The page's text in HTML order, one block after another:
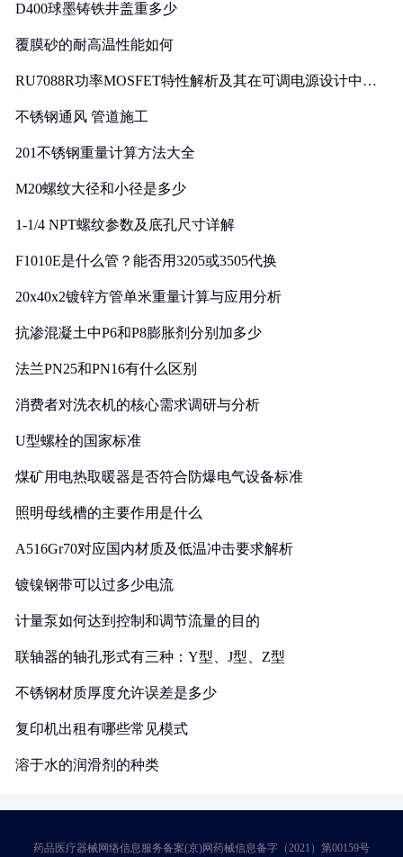
D400球墨铸铁井盖重多少
覆膜砂的耐高温性能如何
RU7088R功率MOSFET特性解析及其在可调电源设计中的
不锈钢通风 管道施工
201不锈钢重量计算方法大全
M20螺纹大径和小径是多少
1-1/4 NPT螺纹参数及底孔尺寸详解
F1010E是什么管？能否用3205或3505代换
20x40x2镀锌方管单米重量计算与应用分析
抗渗混凝土中P6和P8膨胀剂分别加多少
法兰PN25和PN16有什么区别
消费者对洗衣机的核心需求调研与分析
U型螺栓的国家标准
煤矿用电热取暖器是否符合防爆电气设备标准
照明母线槽的主要作用是什么
A516Gr70对应国内材质及低温冲击要求解析
镀镍钢带可以过多少电流
计量泵如何达到控制和调节流量的目的
联轴器的轴孔形式有三种：Y型、J型、Z型
不锈钢材质厚度允许误差是多少
复印机出租有哪些常见模式
溶于水的润滑剂的种类
药品医疗器械网络信息服务备案(京)网药械信息备字（2021）第00159号